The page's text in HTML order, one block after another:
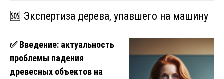
🆘 Экспертиза дерева, упавшего на машину
✅Введение: актуальность
проблемы падения
древесных объектов на